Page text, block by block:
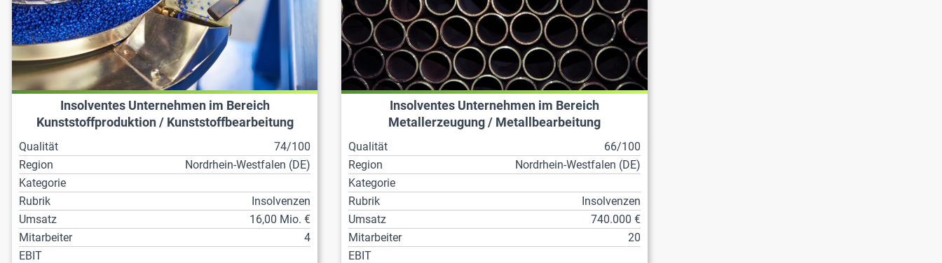
Insolventes Unternehmen im Bereich
Kunststoffproduktion / Kunststoffbearbeitung
Qualität
74/100
Region
Nordrhein-Westfalen (DE)
Kategorie
Rubrik
Insolvenzen
Umsatz
16,00 Mio. €
Mitarbeiter
4
EBIT
Insolventes Unternehmen im Bereich
Metallerzeugung / Metallbearbeitung
Qualität
66/100
Region
Nordrhein-Westfalen (DE)
Kategorie
Rubrik
Insolvenzen
Umsatz
740.000 €
Mitarbeiter
20
EBIT